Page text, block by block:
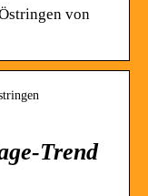
von
Trend